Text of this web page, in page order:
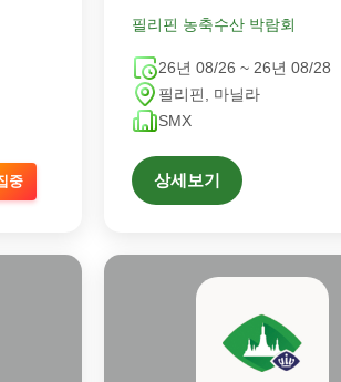
중
필리핀 농축수산 박람회
26년 08/26 ~ 26년 08/28
필리핀, 마닐라
SMX
상세보기